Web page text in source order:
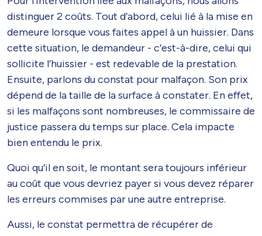
distinguer 2 coûts. Tout d’abord, celui lié à la mise en
demeure lorsque vous faites appel à un huissier. Dans
cette situation, le demandeur - c’est-à-dire, celui qui
sollicite l’huissier - est redevable de la prestation.
Ensuite, parlons du constat pour malfaçon. Son prix
dépend de la taille de la surface à constater. En effet,
si les malfaçons sont nombreuses, le commissaire de
justice passera du temps sur place. Cela impacte
bien entendu le prix.
Quoi qu’il en soit, le montant sera toujours inférieur
au coût que vous devriez payer si vous devez réparer
les erreurs commises par une autre entreprise.
Aussi, le constat permettra de récupérer de